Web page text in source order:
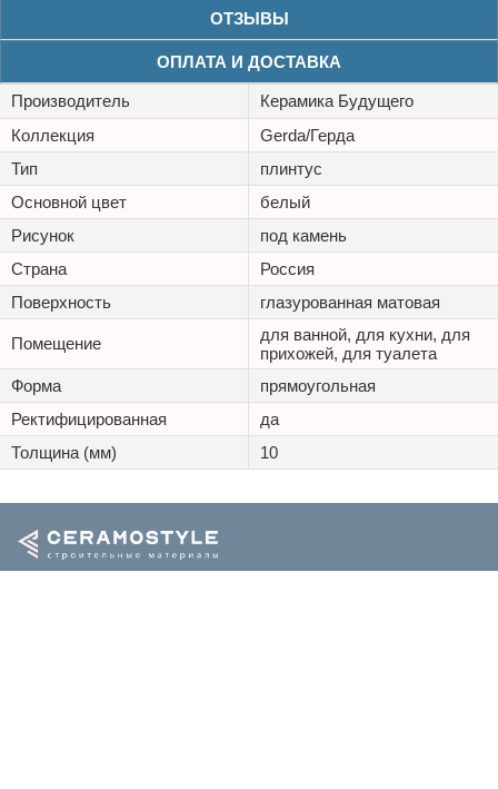
ОТЗЫВЫ
ОПЛАТА И ДОСТАВКА
Производитель
Керамика Будущего
Коллекция
Gerda/Герда
Тип
плинтус
Основной цвет
белый
Рисунок
под камень
Страна
Россия
Поверхность
глазурованная матовая
Помещение
для ванной, для кухни, для
прихожей, для туалета
Форма
прямоугольная
Ректифицированная
да
Толщина (мм)
10